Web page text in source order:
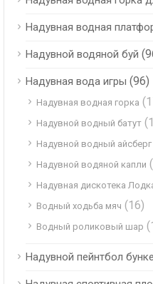
Надувная водная
Надувной водяной буй
Надувная вода игры (96)
Надувная водная горка
Надувной водный батут
Надувной водный айсберг
Надувной водяной капли
Надувная дискотека
Водный ходьба мяч (16)
Водный роликовый шар
Надувной пейнтбол